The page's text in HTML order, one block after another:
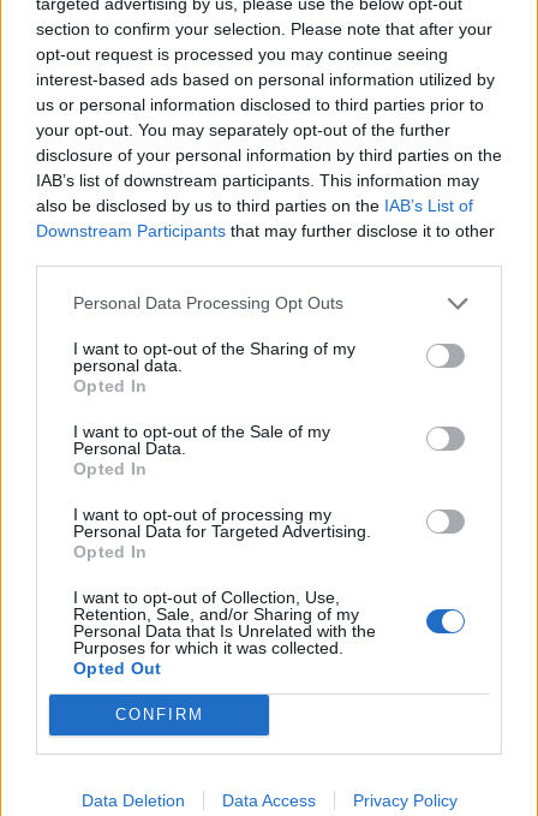
section to confirm your selection. Please note that after your
opt-out request is processed you may continue seeing
interest-based ads based on personal information utilized by
us or personal information disclosed to third parties prior to
your opt-out. You may separately opt-out of the further
disclosure of your personal information by third parties on the
IAB’s list of downstream participants. This information may
also be disclosed by us to third parties on the IAB’s List of
Downstream Participants that may further disclose it to other
Personal Data Processing Opt Outs
I want to opt-out of the Sharing of my
personal data.
Opted In
I want to opt-out of the Sale of my
Personal Data.
Opted In
I want to opt-out of processing my
Personal Data for Targeted Advertising.
Opted In
I want to opt-out of Collection, Use,
Retention, Sale, and/or Sharing of my
Personal Data that Is Unrelated with the
Purposes for which it was collected.
Opted Out
CONFIRM
Data Deletion Data Access Privacy Policy
12:18
Új sportággal ismerkedhet meg Székelyudvarhely,
nemzetközi diszkgolf-versenyt rendeznek
11:29
Stabil védekezés és céltudatos támadás – így
készült a Farul ellen az FK
10:36
Kezdődik az újabb fociforduló – pénteken a tévében
21:58
Nagy pofonba szaladt belé a Kolozsvári CFR,
20:17
Idegenben vezetett, a pihenő után visszavett az U
Craiova az EL-selejtezőn
17:43
16:22
Egy újonc jelentkezett, több átsorolás a Csík körzeti
focibajnokság új idényében
MÉG TÖBB FRISS HÍR